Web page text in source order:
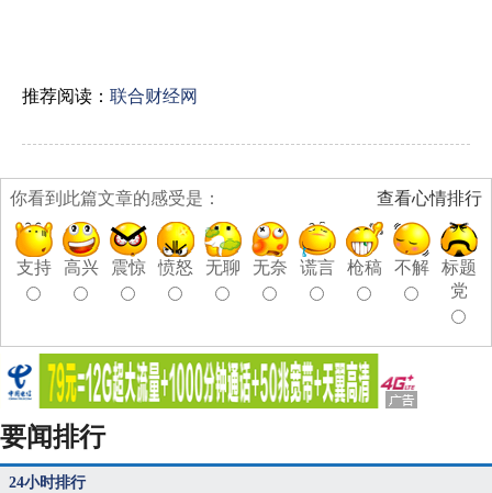
推荐阅读： 联合财经网
查看心情排行
你看到此篇文章的感受是：
支持 高兴 震惊 愤怒 无聊 无奈 谎言 枪稿 不解
标题
党
要闻排行
24小时排行